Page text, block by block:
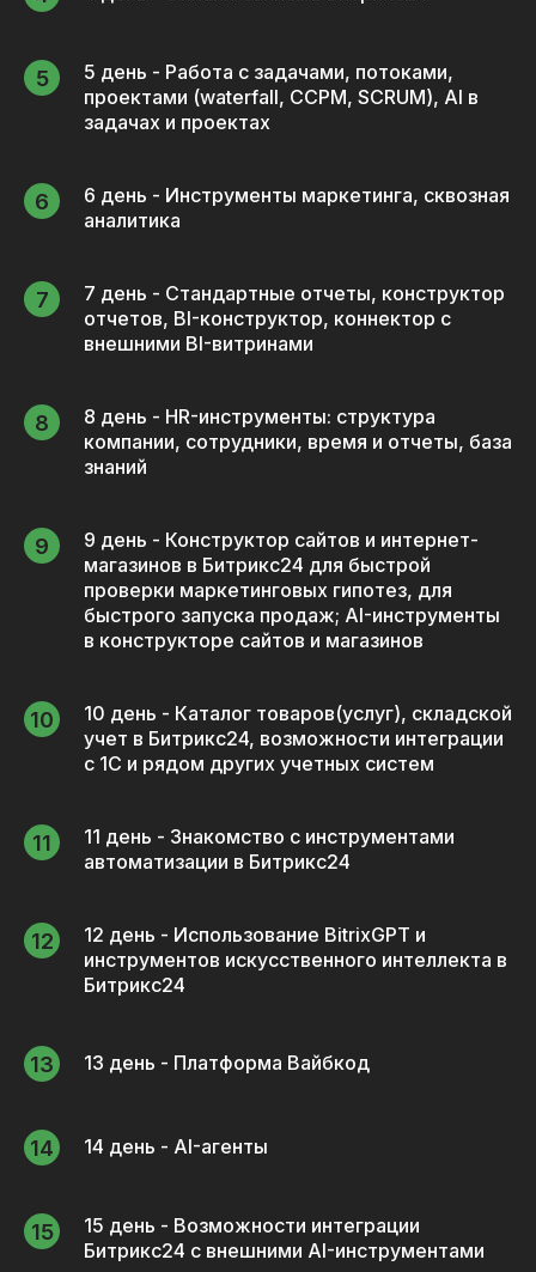
5 день - Работа с задачами, потоками,
проектами (waterfall, CCPM, SCRUM), AI в
задачах и проектах
6 день - Инструменты маркетинга, сквозная
аналитика
7 день - Стандартные отчеты, конструктор
отчетов, BI-конструктор, коннектор с
внешними BI-витринами
8 день - HR-инструменты: структура
компании, сотрудники, время и отчеты, база
знаний
9 день - Конструктор сайтов и интернет-
магазинов в Битрикс24 для быстрой
проверки маркетинговых гипотез, для
быстрого запуска продаж; AI-инструменты
в конструкторе сайтов и магазинов
10 день - Каталог товаров(услуг), складской
учет в Битрикс24, возможности интеграции
с 1С и рядом других учетных систем
11 день - Знакомство с инструментами
автоматизации в Битрикс24
12 день - Использование BitrixGPT и
инструментов искусственного интеллекта в
Битрикс24
13 день - Платформа Вайбкод
14 день - AI-агенты
15 день - Возможности интеграции
Битрикс24 с внешними AI-инструментами